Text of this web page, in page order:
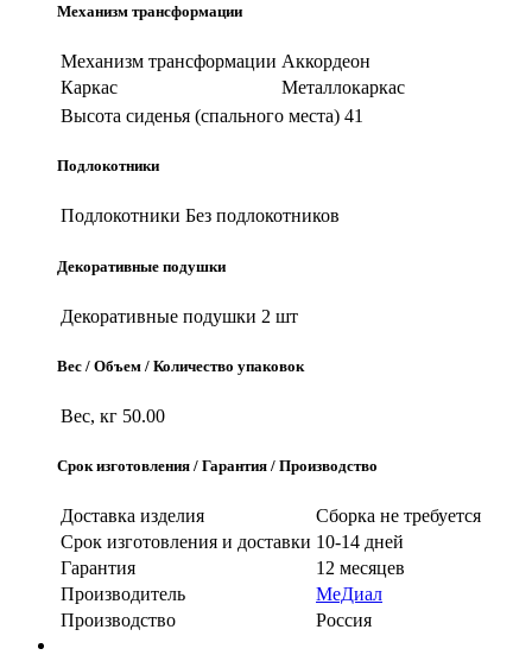
Механизм трансформации
Механизм трансформации Аккордеон
Каркас
Металлокаркас
Высота сиденья (спального места) 41
Подлокотники
Подлокотники Без подлокотников
Декоративные подушки
Декоративные подушки 2 шт
Вес / Объем / Количество упаковок
Вес, кг 50.00
Срок изготовления / Гарантия / Производство
Доставка изделия
Сборка не требуется
Срок изготовления и доставки 10-14 дней
Гарантия
12 месяцев
Производитель
МеДиал
Производство
Россия